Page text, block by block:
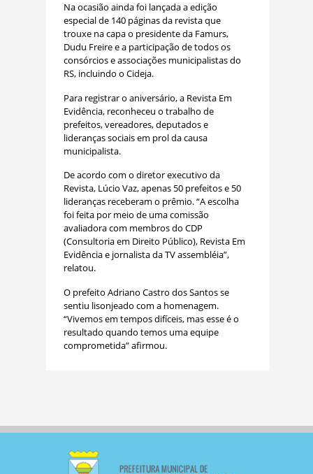
Na ocasião ainda foi lançada a edição
especial de 140 páginas da revista que
trouxe na capa o presidente da Famurs,
Dudu Freire e a participação de todos os
consórcios e associações municipalistas do
RS, incluindo o Cideja.
Para registrar o aniversário, a Revista Em
Evidência, reconheceu o trabalho de
prefeitos, vereadores, deputados e
lideranças sociais em prol da causa
municipalista.
De acordo com o diretor executivo da
Revista, Lúcio Vaz, apenas 50 prefeitos e 50
lideranças receberam o prêmio. “A escolha
foi feita por meio de uma comissão
avaliadora com membros do CDP
(Consultoria em Direito Público), Revista Em
Evidência e jornalista da TV assembléia”,
relatou.
O prefeito Adriano Castro dos Santos se
sentiu lisonjeado com a homenagem.
“Vivemos em tempos difíceis, mas esse é o
resultado quando temos uma equipe
comprometida” afirmou.